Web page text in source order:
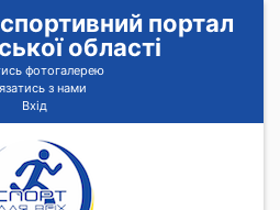
портал
області
фотогалерею
з нами
Вхід